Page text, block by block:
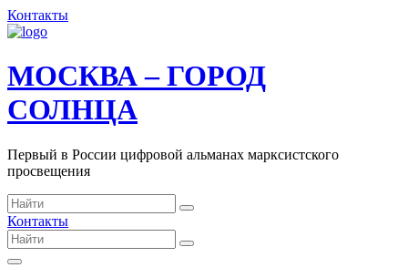
Контакты
МОСКВА – ГОРОД
СОЛНЦА
Первый в России цифровой альманах марксистского
просвещения
Контакты